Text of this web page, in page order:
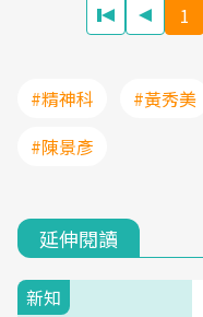
1
#精神科 #黃秀美
#陳景彥
延伸閱讀
新知